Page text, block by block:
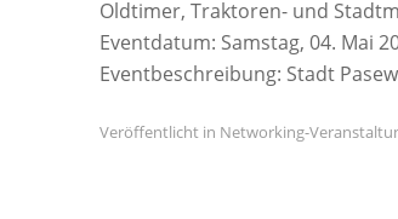
Oldtimer, Traktoren- und
Eventdatum: Samstag, 04. Mai
Eventbeschreibung: Stadt
Veröffentlicht in Networking-